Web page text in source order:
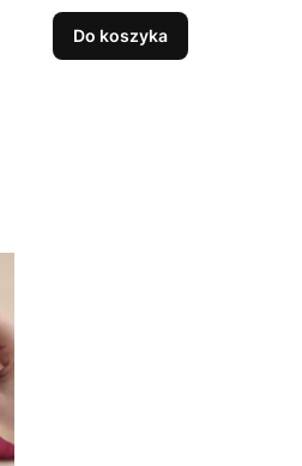
Do koszyka